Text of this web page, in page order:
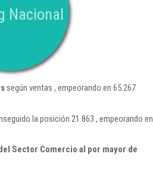
Nacional
según ventas , empeorando en 65.267
la posición 21.863 , empeorando en
Sector Comercio al por mayor de